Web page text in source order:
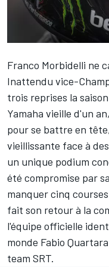
Franco Morbidelli ne
Inattendu vice-
trois reprises la
Yamaha vieille d'un
pour se battre en
vieillissante face à
un unique podium
été compromise par
manquer cinq
fait son retour à la
l'équipe officielle
monde Fabio
team SRT.